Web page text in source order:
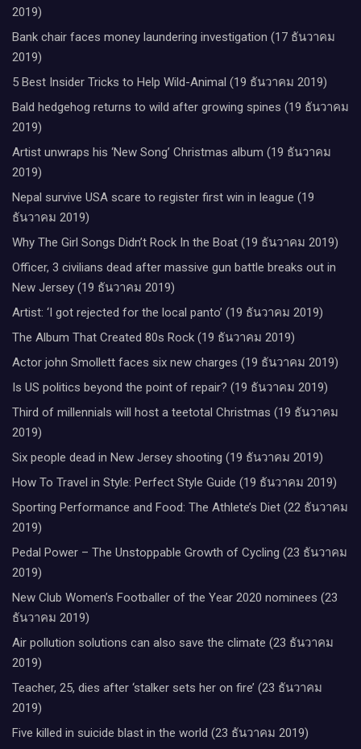
2019)
Bank chair faces money laundering investigation (17 ธันวาคม
2019)
5 Best Insider Tricks to Help Wild-Animal (19 ธันวาคม 2019)
Bald hedgehog returns to wild after growing spines (19 ธันวาคม
2019)
Artist unwraps his ‘New Song’ Christmas album (19 ธันวาคม
2019)
Nepal survive USA scare to register first win in league (19
ธันวาคม 2019)
Why The Girl Songs Didn’t Rock In the Boat (19 ธันวาคม 2019)
Officer, 3 civilians dead after massive gun battle breaks out in
New Jersey (19 ธันวาคม 2019)
Artist: ‘I got rejected for the local panto’ (19 ธันวาคม 2019)
The Album That Created 80s Rock (19 ธันวาคม 2019)
Actor john Smollett faces six new charges (19 ธันวาคม 2019)
Is US politics beyond the point of repair? (19 ธันวาคม 2019)
Third of millennials will host a teetotal Christmas (19 ธันวาคม
2019)
Six people dead in New Jersey shooting (19 ธันวาคม 2019)
How To Travel in Style: Perfect Style Guide (19 ธันวาคม 2019)
Sporting Performance and Food: The Athlete’s Diet (22 ธันวาคม
2019)
Pedal Power – The Unstoppable Growth of Cycling (23 ธันวาคม
2019)
New Club Women’s Footballer of the Year 2020 nominees (23
ธันวาคม 2019)
Air pollution solutions can also save the climate (23 ธันวาคม
2019)
Teacher, 25, dies after ‘stalker sets her on fire’ (23 ธันวาคม
2019)
Five killed in suicide blast in the world (23 ธันวาคม 2019)